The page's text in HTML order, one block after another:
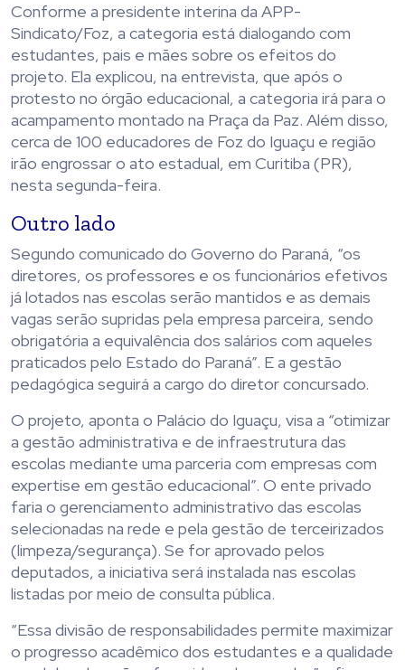
Conforme a presidente interina da APP-
Sindicato/Foz, a categoria está dialogando com
estudantes, pais e mães sobre os efeitos do
projeto. Ela explicou, na entrevista, que após o
protesto no órgão educacional, a categoria irá para o
acampamento montado na Praça da Paz. Além disso,
cerca de 100 educadores de Foz do Iguaçu e região
irão engrossar o ato estadual, em Curitiba (PR),
nesta segunda-feira.
Outro lado
Segundo comunicado do Governo do Paraná, “os
diretores, os professores e os funcionários efetivos
já lotados nas escolas serão mantidos e as demais
vagas serão supridas pela empresa parceira, sendo
obrigatória a equivalência dos salários com aqueles
praticados pelo Estado do Paraná”. E a gestão
pedagógica seguirá a cargo do diretor concursado.
O projeto, aponta o Palácio do Iguaçu, visa a “otimizar
a gestão administrativa e de infraestrutura das
escolas mediante uma parceria com empresas com
expertise em gestão educacional”. O ente privado
faria o gerenciamento administrativo das escolas
selecionadas na rede e pela gestão de terceirizados
(limpeza/segurança). Se for aprovado pelos
deputados, a iniciativa será instalada nas escolas
listadas por meio de consulta pública.
“Essa divisão de responsabilidades permite maximizar
o progresso acadêmico dos estudantes e a qualidade